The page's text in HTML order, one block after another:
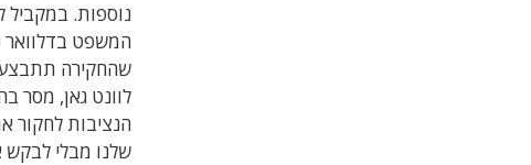
לוונט גאן, מסר
הנציבות לחקור
שלנו מבלי לבקש